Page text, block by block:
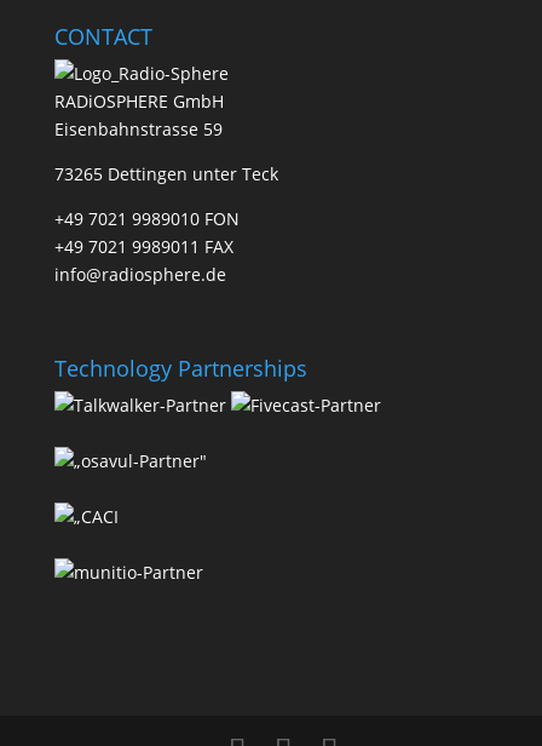
CONTACT
RADiOSPHERE GmbH
Eisenbahnstrasse 59
73265 Dettingen unter Teck
+49 7021 9989010 FON
+49 7021 9989011 FAX
info@radiosphere.de
Technology Partnerships